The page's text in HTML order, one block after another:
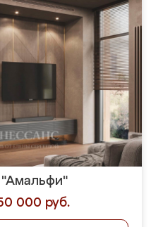
"Амальфи"
000 руб.